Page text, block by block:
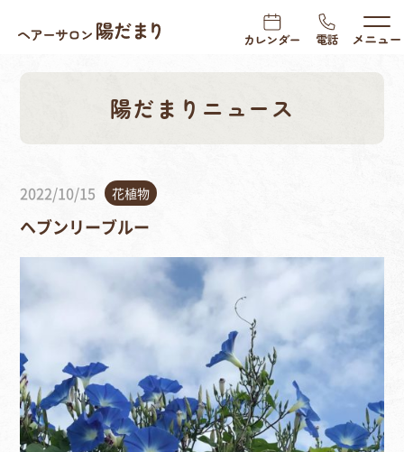
陽だまりニュース
2022/10/15 花植物
ヘブンリーブルー